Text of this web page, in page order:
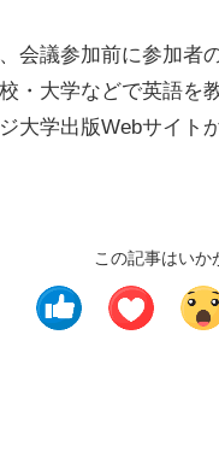
会議参加前に参加者
・大学などで英語を
大学出版Webサイト
この記事はいか